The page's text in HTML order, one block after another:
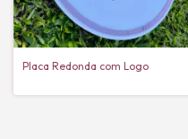
Placa Redonda com Logo